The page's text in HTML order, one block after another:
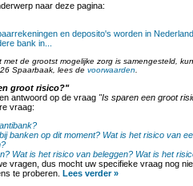
naar deze pagina:
en deposito's worden in
bank in...
de grootst mogelijke zorg is samengesteld,
Spaarbaak, lees de voorwaarden
groot risico?"
antwoord op de vraag "Is sparen een groot
vraag:
banken op dit moment? Wat is het risico van
Wat is het risico van beleggen? Wat is het
vragen, dus mocht uw specifieke vraag nog
te proberen. Lees verder »